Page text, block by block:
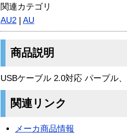
関連カテゴリ
AU2 | AU
商品説明
USBケーブル 2.0対応 パープル
関連リンク
メーカ商品情報